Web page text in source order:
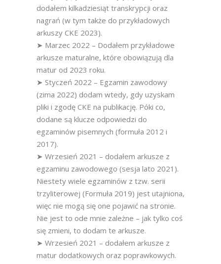
dodałem kilkadziesiąt transkrypcji oraz
nagrań (w tym także do przykładowych
arkuszy CKE 2023).
➤ Marzec 2022 – Dodałem przykładowe
arkusze maturalne, które obowiązują dla
matur od 2023 roku.
➤ Styczeń 2022 – Egzamin zawodowy
(zima 2022) dodam wtedy, gdy uzyskam
pliki i zgodę CKE na publikację. Póki co,
dodane są klucze odpowiedzi do
egzaminów pisemnych (formuła 2012 i
2017).
➤ Wrzesień 2021 – dodałem arkusze z
egzaminu zawodowego (sesja lato 2021).
Niestety wiele egzaminów z tzw. serii
trzyliterowej (Formuła 2019) jest utajniona,
więc nie mogą się one pojawić na stronie.
Nie jest to ode mnie zależne – jak tylko coś
się zmieni, to dodam te arkusze.
➤ Wrzesień 2021 – dodałem arkusze z
matur dodatkowych oraz poprawkowych.